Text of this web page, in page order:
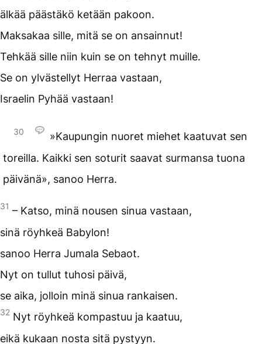
älkää päästäkö ketään pakoon.
Maksakaa sille, mitä se on ansainnut!
Tehkää sille niin kuin se on tehnyt muille.
Se on ylvästellyt Herraa vastaan,
Israelin Pyhää vastaan!
30
»Kaupungin nuoret miehet kaatuvat sen
toreilla. Kaikki sen soturit saavat surmansa tuona
päivänä», sanoo Herra.
31 – Katso, minä nousen sinua vastaan,
sinä röyhkeä Babylon!
sanoo Herra Jumala Sebaot.
Nyt on tullut tuhosi päivä,
se aika, jolloin minä sinua rankaisen.
32 Nyt röyhkeä kompastuu ja kaatuu,
eikä kukaan nosta sitä pystyyn.